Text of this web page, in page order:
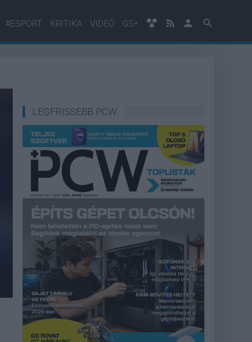
#ESPORT KRITIKA VIDEÓ GS+
LEGFRISSEBB PCW